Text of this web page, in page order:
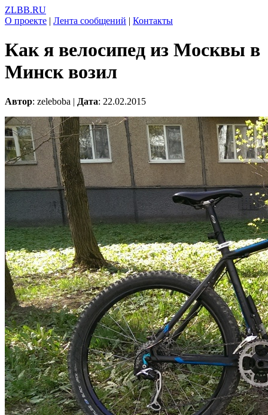
ZLBB.RU
О проекте | Лента сообщений | Контакты
Как я велосипед из Москвы в
Минск возил
Автор: zeleboba | Дата: 22.02.2015